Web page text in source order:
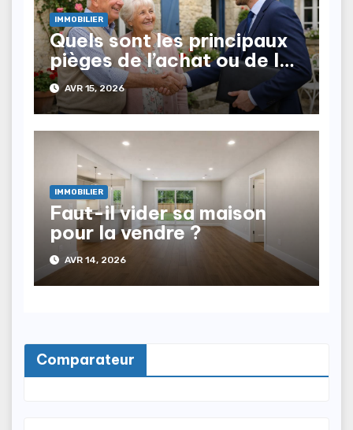
IMMOBILIER
Quels sont les principaux
pièges de l’achat ou de la
vente en viager ?
AVR 15, 2026
IMMOBILIER
Faut-il vider sa maison
pour la vendre ?
AVR 14, 2026
Comparateur